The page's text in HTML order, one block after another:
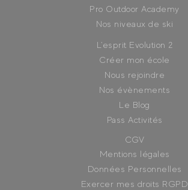
Pro Outdoor Academy
Nos niveaux de ski
L'esprit Evolution 2
Créer mon école
Nous rejoindre
Nos évènements
Le Blog
Pass Activités
CGV
Mentions légales
Données Personnelles
Exercer mes droits RGPD